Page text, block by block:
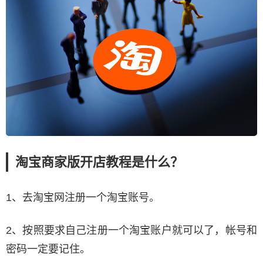
淘宝商家版开店教程是什么？
1、去淘宝网注册一个淘宝账号。
2、按照要求自己注册一个淘宝账户就可以了，帐号和
密码一定要记住。